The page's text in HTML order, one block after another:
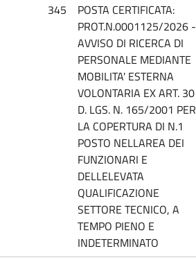
345
POSTA CERTIFICATA:
PROT.N.0001125/2026 -
AVVISO DI RICERCA DI
PERSONALE MEDIANTE
MOBILITA' ESTERNA
VOLONTARIA EX ART. 30
D. LGS. N. 165/2001 PER
LA COPERTURA DI N.1
POSTO NELLAREA DEI
FUNZIONARI E
DELLELEVATA
QUALIFICAZIONE
SETTORE TECNICO, A
TEMPO PIENO E
INDETERMINATO